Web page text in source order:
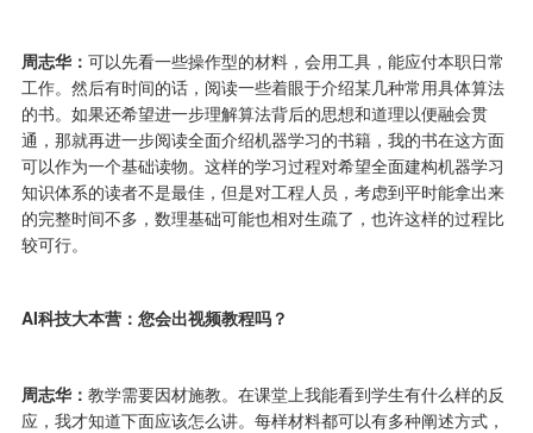
周志华： 可以先看一些操作型的材料，会用工具，能应付本职日常
工作。然后有时间的话，阅读一些着眼于介绍某几种常用具体算法
的书。如果还希望进一步理解算法背后的思想和道理以便融会贯
通，那就再进一步阅读全面介绍机器学习的书籍，我的书在这方面
可以作为一个基础读物。这样的学习过程对希望全面建构机器学习
知识体系的读者不是最佳，但是对工程人员，考虑到平时能拿出来
的完整时间不多，数理基础可能也相对生疏了，也许这样的过程比
较可行。
AI科技大本营：您会出视频教程吗？
周志华： 教学需要因材施教。在课堂上我能看到学生有什么样的反
应，我才知道下面应该怎么讲。每样材料都可以有多种阐述方式，